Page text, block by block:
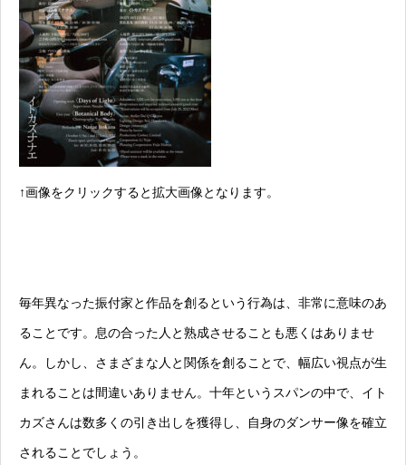
↑画像をクリックすると拡大画像となります。
毎年異なった振付家と作品を創るという行為は、非常に意味のあ
ることです。息の合った人と熟成させることも悪くはありませ
ん。しかし、さまざまな人と関係を創ることで、幅広い視点が生
まれることは間違いありません。十年というスパンの中で、イト
カズさんは数多くの引き出しを獲得し、自身のダンサー像を確立
されることでしょう。